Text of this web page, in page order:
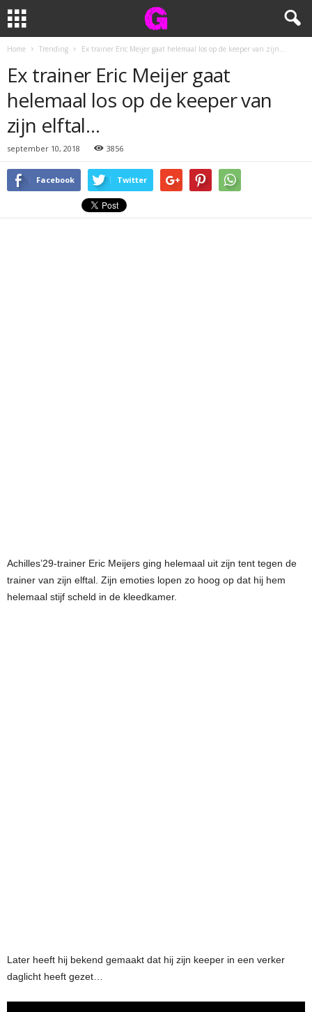
Home Trending Ex trainer Eric Meijer gaat helemaal los op de keeper van zijn...
Ex trainer Eric Meijer gaat
helemaal los op de keeper van
zijn elftal…
september 10, 2018 3856
Facebook Twitter
Achilles’29-trainer Eric Meijers ging helemaal uit zijn tent tegen de
trainer van zijn elftal. Zijn emoties lopen zo hoog op dat hij hem
helemaal stijf scheld in de kleedkamer.
Later heeft hij bekend gemaakt dat hij zijn keeper in een verker
daglicht heeft gezet…